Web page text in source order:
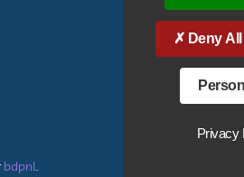
bdpnl.
Deny
Privacy